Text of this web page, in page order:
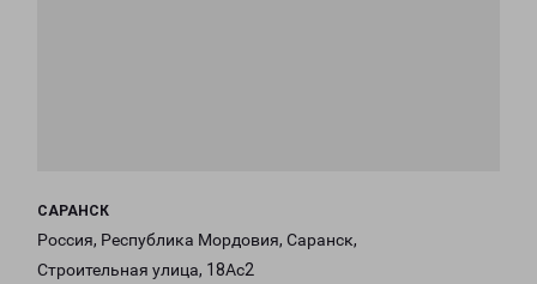
САРАНСК
Россия, Республика Мордовия, Саранск,
Строительная улица, 18Ас2